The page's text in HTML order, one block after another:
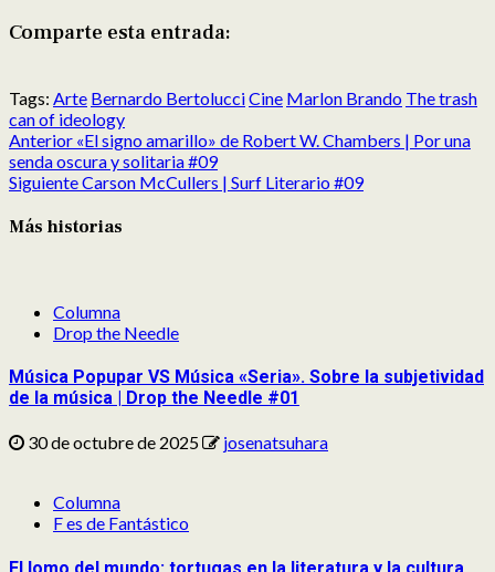
Comparte esta entrada:
en
X
(Twitter)
en
Facebook
en
Reddit
en
LinkedIn
en en
Tags: Arte Bernardo BertolucciCine Marlon Brando The trash
can of ideology
Post
navigation
Anterior «El signo amarillo» de Robert W. Chambers | Por una
senda oscura y solitaria #09
SiguienteCarson McCullers | Surf Literario #09
Más historias
Columna
Drop the Needle
Música Popupar VS Música «Seria». Sobre la subjetividad
de la música | Drop the Needle #01
30 de octubre de 2025 josenatsuhara
Columna
F es de Fantástico
El lomo del mundo: tortugas en la literatura y la cultura